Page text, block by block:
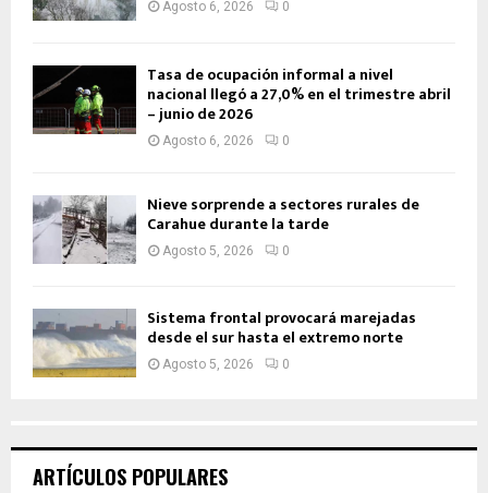
Agosto 6, 2026 0
Tasa de ocupación informal a nivel
nacional llegó a 27,0% en el trimestre abril
– junio de 2026
Agosto 6, 2026 0
Nieve sorprende a sectores rurales de
Carahue durante la tarde
Agosto 5, 2026 0
Sistema frontal provocará marejadas
desde el sur hasta el extremo norte
Agosto 5, 2026 0
ARTÍCULOS POPULARES